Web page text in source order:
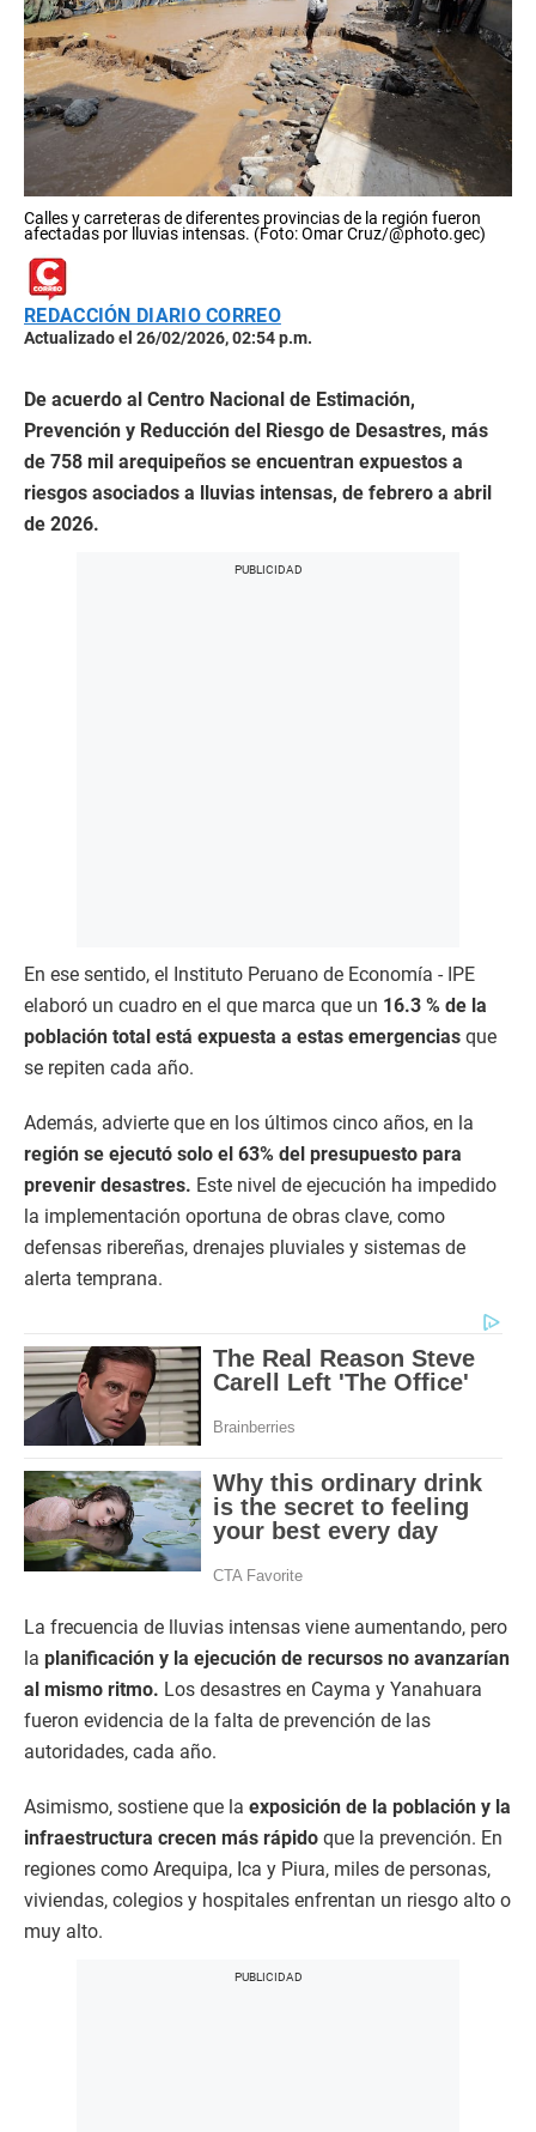
Calles y carreteras de diferentes provincias de la región fueron
afectadas por lluvias intensas. (Foto: Omar Cruz/@photo.gec)
REDACCIÓN DIARIO CORREO
Actualizado el 26/02/2026, 02:54 p.m.
De acuerdo al Centro Nacional de Estimación,
Prevención y Reducción del Riesgo de Desastres, más
de 758 mil arequipeños se encuentran expuestos a
riesgos asociados a lluvias intensas, de febrero a abril
de 2026.
En ese sentido, el Instituto Peruano de Economía - IPE
elaboró un cuadro en el que marca que un 16.3 % de la
población total está expuesta a estas emergencias que
se repiten cada año.
Además, advierte que en los últimos cinco años, en la
región se ejecutó solo el 63% del presupuesto para
prevenir desastres. Este nivel de ejecución ha impedido
la implementación oportuna de obras clave, como
defensas ribereñas, drenajes pluviales y sistemas de
alerta temprana.
La frecuencia de lluvias intensas viene aumentando, pero
la planificación y la ejecución de recursos no avanzarían
al mismo ritmo. Los desastres en Cayma y Yanahuara
fueron evidencia de la falta de prevención de las
autoridades, cada año.
Asimismo, sostiene que la exposición de la población y la
infraestructura crecen más rápido que la prevención. En
regiones como Arequipa, Ica y Piura, miles de personas,
viviendas, colegios y hospitales enfrentan un riesgo alto o
muy alto.